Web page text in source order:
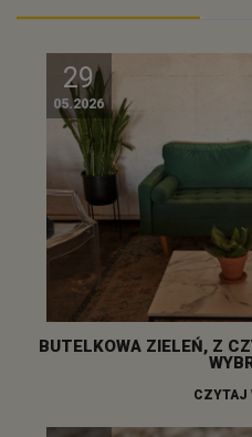
29
05.2026
BUTELKOWA ZIELEŃ, Z
CZYTAJ